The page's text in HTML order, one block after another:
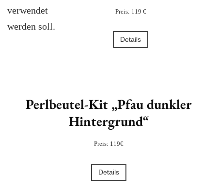
verwendet
werden soll.
Preis: 119 €
Details
Perlbeutel-Kit „Pfau dunkler
Hintergrund“
Preis: 119€
Details